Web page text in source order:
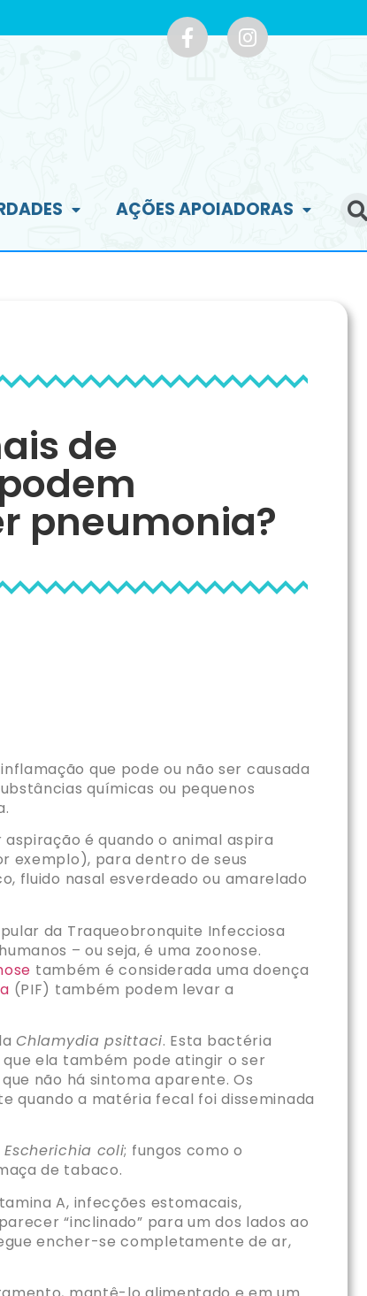
AÇÕES APOIADORAS
de
pneumonia?
que pode ou não ser causada
químicas ou pequenos
é quando o animal aspira
exemplo), para dentro de seus
fluido nasal esverdeado ou amarelado
da Traqueobronquite Infecciosa
– ou seja, é uma zoonose.
também é considerada uma doença
(PIF) também podem levar a
Chlamydia psittaci. Esta bactéria
ela também pode atingir o ser
não há sintoma aparente. Os
quando a matéria fecal foi disseminada
Escherichia coli; fungos como o
de tabaco.
A, infecções estomacais,
“inclinado” para um dos lados ao
encher-se completamente de ar,